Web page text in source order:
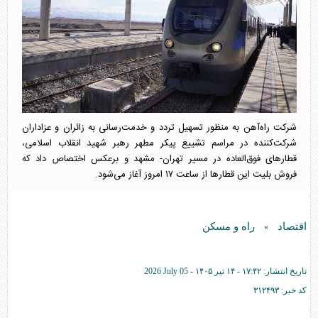
شرکت راه‌آهن به منظور تسهیل تردد و خدمت‌رسانی به زائران و عزاداران
شرکت‌کننده در مراسم تشییع پیکر مطهر رهبر شهید انقلاب اسلامی،
قطار‌های فوق‌العاده در مسیر تهران- مشهد و برعکس اختصاص داد که
فروش بلیت این قطار‌ها از ساعت ۱۷ امروز آغاز می‌شود.
اقتصاد » راه و مسکن
تاریخ انتشار: ۱۷:۴۲ - ۱۴ تير ۱۴۰۵ -
2026 July 05
کد خبر: ۳۱۲۴۹۳